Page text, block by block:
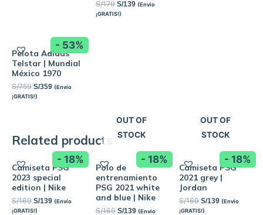
S/179 S/139 (Envío
¡GRATIS!)
- 53%
Pelota Adidas
Telstar | Mundial
México 1970
S/759 S/359 (Envío
¡GRATIS!)
Related products
- 18%
Camiseta PSG
2023 special
edition | Nike
S/169 S/139 (Envío
¡GRATIS!)
- 18%
OUT OF
STOCK
Polo de
entrenamiento
PSG 2021 white
and blue | Nike
S/169 S/139 (Envío
- 18%
OUT OF
STOCK
Camiseta PSG
2021 grey |
Jordan
S/169 S/139 (Envío
¡GRATIS!)